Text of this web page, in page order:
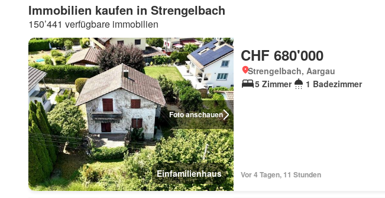
Immobilien kaufen in Strengelbach
150’441 verfügbare immobilien
Foto anschauen
Einfamilienhaus
CHF 680'000
Strengelbach, Aargau
5 Zimmer
1 Badezimmer
Vor 4 Tagen, 11 Stunden